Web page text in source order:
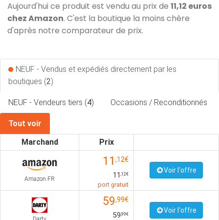
Aujourd'hui ce produit est vendu au prix de 11,12 euros
chez Amazon. C'est la boutique la moins chère
d'après notre comparateur de prix.
NEUF - Vendus et expédiés directement par les
boutiques (2)
NEUF - Vendeurs tiers (4) Occasions / Reconditionnés
Tout voir
Marchand
Prix
Amazon FR
11 ,12€
11 ,12€
port gratuit
Voir l'offre
59,99€
59,99€
Voir l'offre